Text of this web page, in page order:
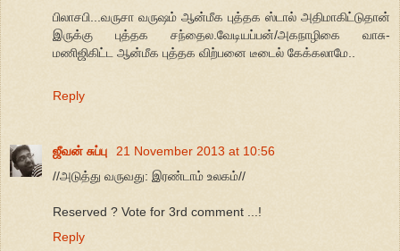
பிலாசபி...வருசா வருஷம் ஆன்மீக புத்தக ஸ்டால் அதிமாகிட்டுதான்
இருக்கு புத்தக சந்தைல.வேடியப்பன்/அகநாழிகை வாசு-
மணிஜிகிட்ட ஆன்மீக புத்தக விற்பனை டீடைல் கேக்கலாமே..
Reply
ஜீவன் சுப்பு
21 November 2013 at 10:56
//அடுத்து வருவது: இரண்டாம் உலகம்//
Reserved ? Vote for 3rd comment ...!
Reply